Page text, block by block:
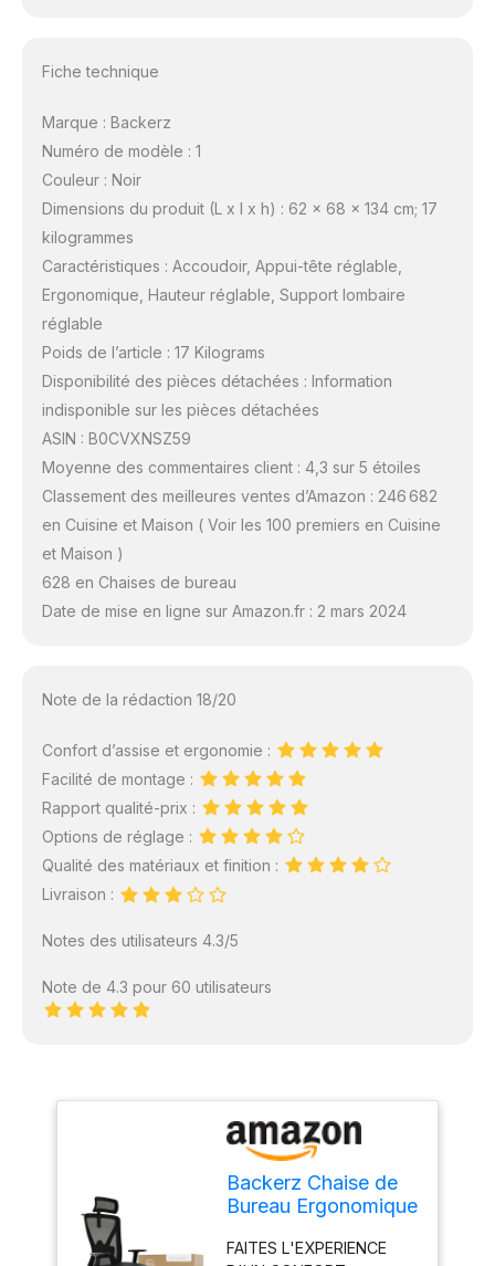
Fiche technique
Marque : Backerz
Numéro de modèle : 1
Couleur : Noir
Dimensions du produit (L x l x h) : 62 x 68 x 134 cm; 17
kilogrammes
Caractéristiques : Accoudoir, Appui-tête réglable,
Ergonomique, Hauteur réglable, Support lombaire
réglable
Poids de l’article : 17 Kilograms
Disponibilité des pièces détachées : Information
indisponible sur les pièces détachées
ASIN : B0CVXNSZ59
Moyenne des commentaires client : 4,3 sur 5 étoiles
Classement des meilleures ventes d’Amazon : 246 682
en Cuisine et Maison ( Voir les 100 premiers en Cuisine
et Maison )
628 en Chaises de bureau
Date de mise en ligne sur Amazon.fr : 2 mars 2024
Note de la rédaction 18/20
Confort d’assise et ergonomie :
Facilité de montage :
Rapport qualité-prix :
Options de réglage :
Qualité des matériaux et finition :
Livraison :
Notes des utilisateurs 4.3/5
Note de 4.3 pour 60 utilisateurs
Backerz Chaise de
Bureau Ergonomique
150kg, TUV & NEN
FAITES L'EXPERIENCE